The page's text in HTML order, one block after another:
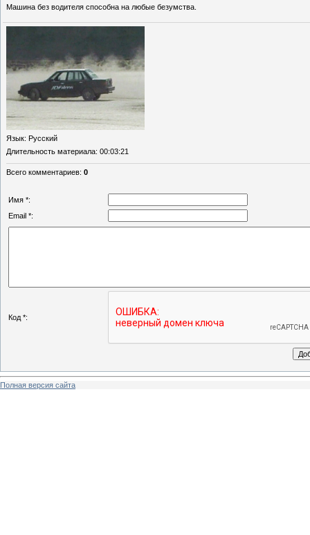
Машина без водителя способна на любые безумства.
Язык: Русский
Длительность материала: 00:03:21
Всего комментариев: 0
Имя *:
Email *:
Код *:
Полная версия сайта